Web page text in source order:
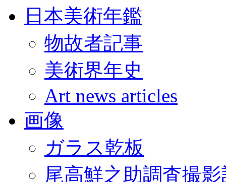
日本美術年鑑
物故者記事
美術界年史
Art news articles
画像
ガラス乾板
尾高鮮之助調査撮